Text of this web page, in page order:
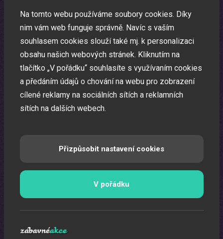
Oslava narozenin s animátorem
Na tomto webu používáme soubory cookies. Díky
nim vám web funguje správně. Navíc s vaším
souhlasem cookies slouží také mj. k personalizaci
obsahu našich webových stránek. Kliknutím na
tlačítko „V pořádku“ souhlasíte s využívaním cookies
a předáním údajů o chování na webu pro zobrazení
cílené reklamy na sociálních sítích a reklamních
sítích na dalších webech.
Přizpůsobit nastavení cookies
V pořádku